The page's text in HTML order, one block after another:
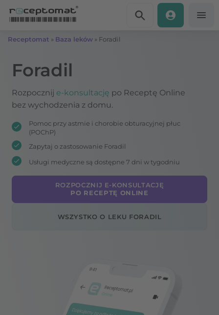
Receptomat » Baza leków » Foradil
Foradil
Rozpocznij e-konsultację po Receptę Online
bez wychodzenia z domu.
Pomoc przy astmie i chorobie obturacyjnej płuc
(POChP)
Zapytaj o zastosowanie Foradil
Usługi medyczne są dostępne 7 dni w tygodniu
ROZPOCZNIJ E-KONSULTACJĘ
PO RECEPTĘ ONLINE
WSZYSTKO O LEKU FORADIL